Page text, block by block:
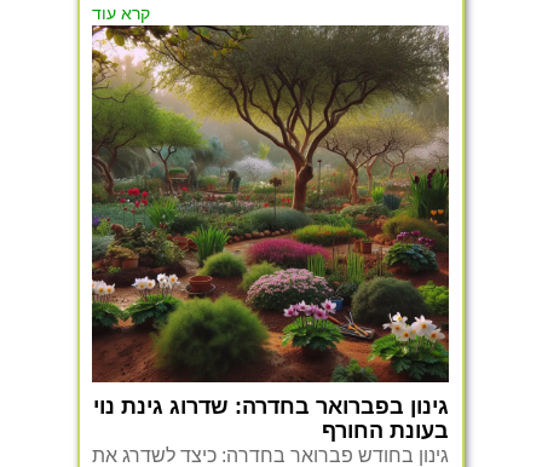
קרא עוד
גינון בפברואר בחדרה: שדרוג גינת נוי
בעונת החורף
גינון בחודש פברואר בחדרה: כיצד לשדרג את